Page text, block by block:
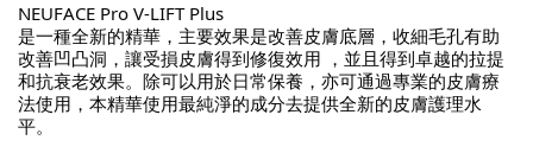
NEUFACE Pro V-LIFT Plus
是⼀種全新的精華，主要效果是改善皮膚底層，收細毛孔有助
改善凹凸洞，讓受損皮膚得到修復效用 ，並且得到卓越的拉提
和抗衰老效果。除可以用於日常保養，亦可通過專業的皮膚療
法使用，本精華使用最純淨的成分去提供全新的皮膚護理水
平。